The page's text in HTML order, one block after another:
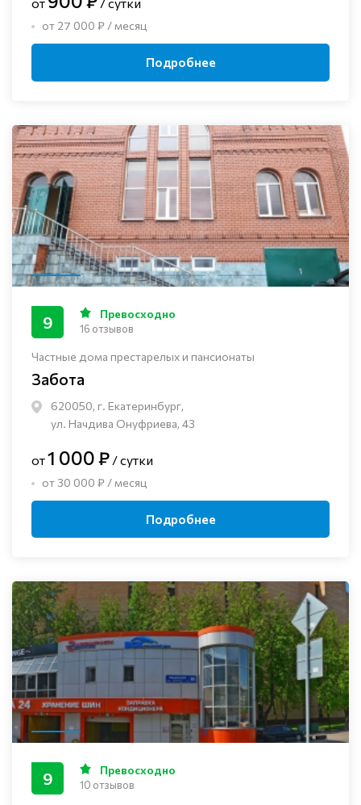
от 27 000 ₽ / месяц
Подробнее
Частные дома престарелых и пансионаты
Забота
620050, г. Екатеринбург,
ул. Начдива Онуфриева, 43
9 Превосходно
16 отзывов
от1 000 ₽ / сутки
от 30 000 ₽ / месяц
Подробнее
9 Превосходно
10 отзывов